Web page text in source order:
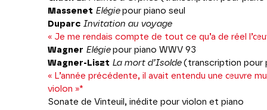
Massenet Elégiepour piano seul
Duparc Invitation au voyage
« Je me rendais compte de tout ce qu’a de réel
Wagner Elégiepour piano WWV 93
Wagner-Liszt La mort d’Isolde(transcription pour
« L’année précédente, il avait entendu une œuvre
violon »*
Sonate de Vinteuil, inédite pour violon et piano